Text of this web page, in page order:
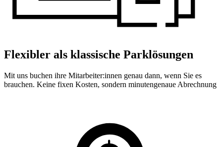
Flexibler als klassische Parklösungen
Mit uns buchen ihre Mitarbeiter:innen genau dann, wenn Sie es
brauchen. Keine fixen Kosten, sondern minutengenaue Abrechnung